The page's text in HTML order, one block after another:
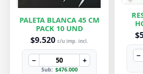
PALETA BLANCA 45 CM
PACK 10 UND
$9.520 c/u imp. incl.
− +
Sub: $476.000
−